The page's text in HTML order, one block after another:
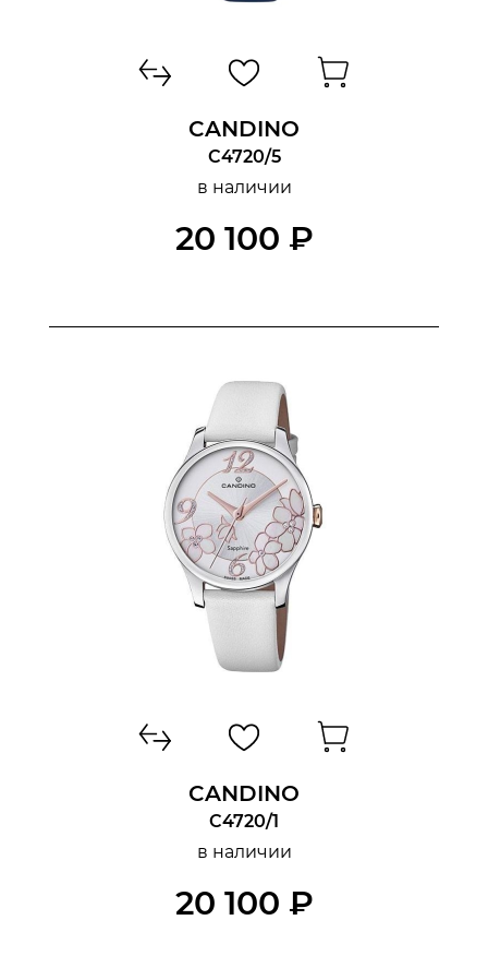
CANDINO
C4720/5
в наличии
20 100 ₽
CANDINO
C4720/1
в наличии
20 100 ₽